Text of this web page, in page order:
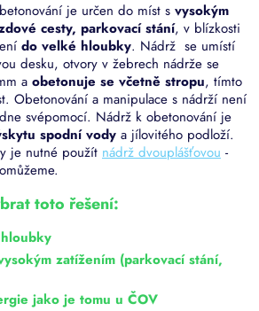
je určen do míst s vysokým
cesty, parkovací stání, v blízkosti
do velké hloubky. Nádrž se umístí
desku, otvory v žebrech nádrže se
a obetonuje se včetně stropu, tímto
Obetonování a manipulace s nádrží není
svépomocí. Nádrž k obetonování je
spodní vody a jílovitého podloží.
je nutné použít nádrž dvouplášťovou -
toto řešení:
zatížením (parkovací stání,
jako je tomu u ČOV